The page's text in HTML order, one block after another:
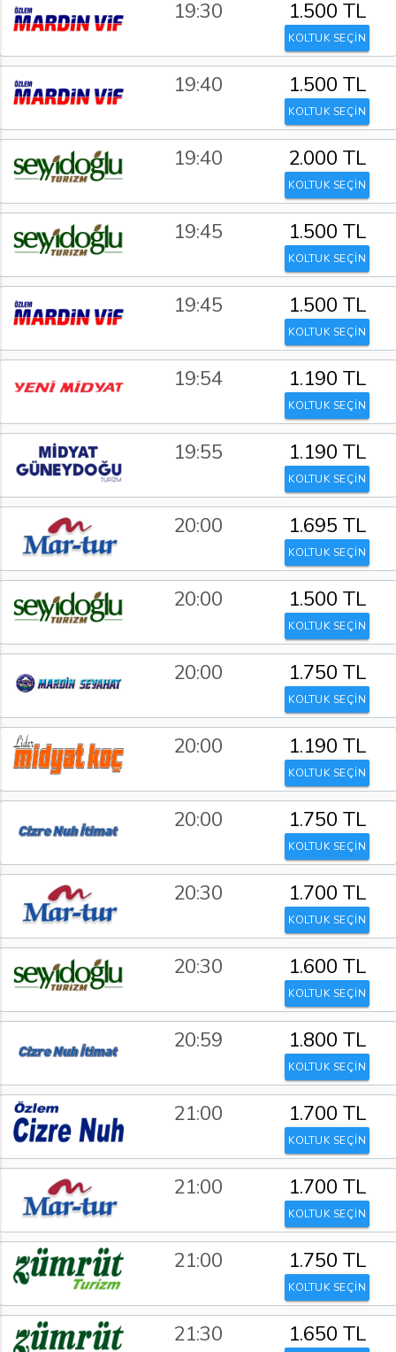
19:30 1.500 TL
KOLTUK SEÇİN
19:40 1.500 TL
KOLTUK SEÇİN
19:40 2.000 TL
KOLTUK SEÇİN
19:45 1.500 TL
KOLTUK SEÇİN
19:45 1.500 TL
KOLTUK SEÇİN
19:54 1.190 TL
KOLTUK SEÇİN
19:55 1.190 TL
KOLTUK SEÇİN
20:00 1.695 TL
KOLTUK SEÇİN
20:00 1.500 TL
KOLTUK SEÇİN
20:00 1.750 TL
KOLTUK SEÇİN
20:00 1.190 TL
KOLTUK SEÇİN
20:00 1.750 TL
KOLTUK SEÇİN
20:30 1.700 TL
KOLTUK SEÇİN
20:30 1.600 TL
KOLTUK SEÇİN
20:59 1.800 TL
KOLTUK SEÇİN
21:00 1.700 TL
KOLTUK SEÇİN
21:00 1.700 TL
KOLTUK SEÇİN
21:00 1.750 TL
KOLTUK SEÇİN
21:30 1.650 TL